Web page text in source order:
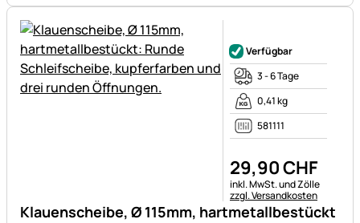
Klauenscheibe, Ø 115mm, hartmetallbestückt
Verfügbar
3 - 6 Tage
0,41 kg
581111
29,90CHF
Steuerhinweis:
inkl. MwSt. und Zölle
zzgl. Versandkosten